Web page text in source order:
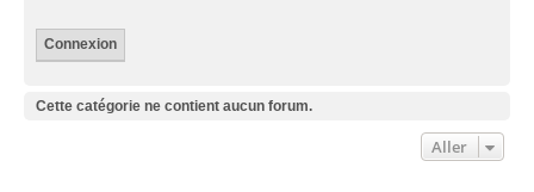
Cette catégorie ne contient aucun forum.
Aller